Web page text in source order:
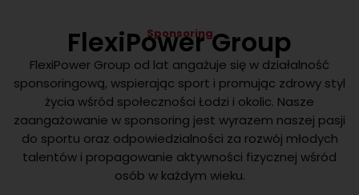
Sponsoring
FlexiPower Group
FlexiPower Group od lat angażuje się w działalność
sponsoringową, wspierając sport i promując zdrowy styl
życia wśród społeczności Łodzi i okolic. Nasze
zaangażowanie w sponsoring jest wyrazem naszej pasji
do sportu oraz odpowiedzialności za rozwój młodych
talentów i propagowanie aktywności fizycznej wśród
osób w każdym wieku.